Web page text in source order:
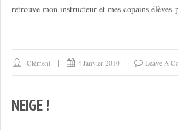
retrouve mon instructeur et mes copains élèves-
Clément 4 Janvier 2010 Leave A
NEIGE !